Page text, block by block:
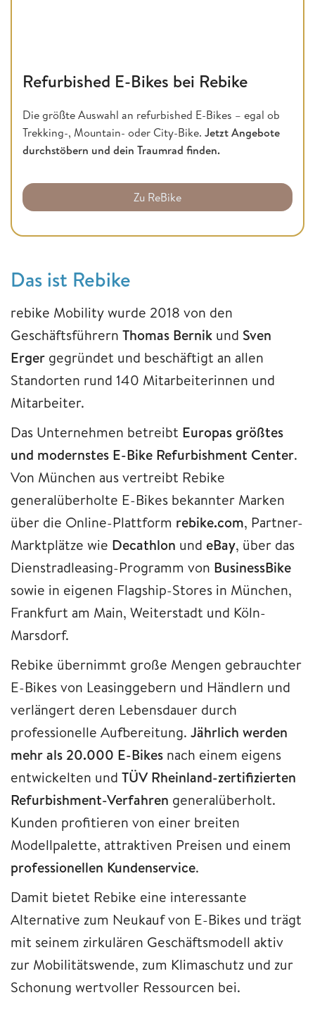
Refurbished E-Bikes bei Rebike
Die größte Auswahl an refurbished E-Bikes – egal ob
Trekking-, Mountain- oder City-Bike. Jetzt Angebote
durchstöbern und dein Traumrad finden.
Zu ReBike
Das ist Rebike
rebike Mobility wurde 2018 von den
Geschäftsführern Thomas Bernik und Sven
Erger gegründet und beschäftigt an allen
Standorten rund 140 Mitarbeiterinnen und
Mitarbeiter.
Das Unternehmen betreibt Europas größtes
und modernstes E-Bike Refurbishment Center.
Von München aus vertreibt Rebike
generalüberholte E-Bikes bekannter Marken
über die Online-Plattform rebike.com, Partner-
Marktplätze wie Decathlon und eBay, über das
Dienstradleasing-Programm von BusinessBike
sowie in eigenen Flagship-Stores in München,
Frankfurt am Main, Weiterstadt und Köln-
Marsdorf.
Rebike übernimmt große Mengen gebrauchter
E-Bikes von Leasinggebern und Händlern und
verlängert deren Lebensdauer durch
professionelle Aufbereitung. Jährlich werden
mehr als 20.000 E-Bikes nach einem eigens
entwickelten und TÜV Rheinland-zertifizierten
Refurbishment-Verfahren generalüberholt.
Kunden profitieren von einer breiten
Modellpalette, attraktiven Preisen und einem
professionellen Kundenservice.
Damit bietet Rebike eine interessante
Alternative zum Neukauf von E-Bikes und trägt
mit seinem zirkulären Geschäftsmodell aktiv
zur Mobilitätswende, zum Klimaschutz und zur
Schonung wertvoller Ressourcen bei.